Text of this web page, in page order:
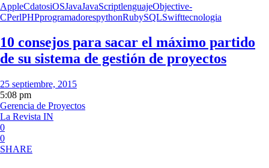
AppleCdatosiOSJavaJavaScriptlenguajeObjective-
CPerlPHPprogramadorespythonRubySQLSwifttecnologia
10 consejos para sacar el máximo partido
de su sistema de gestión de proyectos
25 septiembre, 2015
5:08 pm
Gerencia de Proyectos
La Revista IN
0
0
SHARE